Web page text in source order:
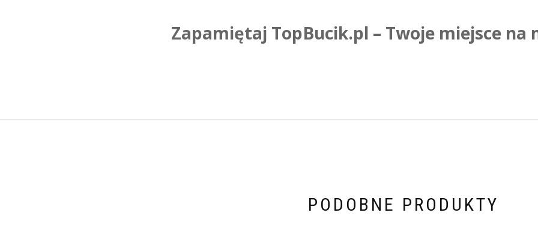
Zapamiętaj TopBucik.pl – Twoje miejsce na
PODOBNE PRODUKTY